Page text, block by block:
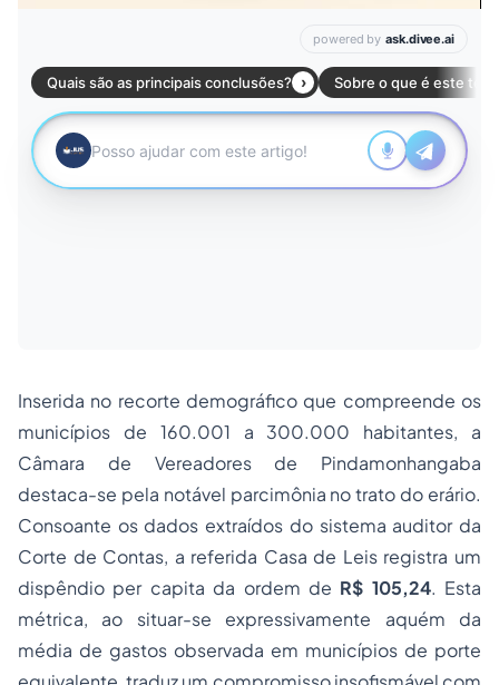
Inserida no recorte demográfico que compreende os
municípios de 160.001 a 300.000 habitantes, a
Câmara de Vereadores de Pindamonhangaba
destaca-se pela notável parcimônia no trato do erário.
Consoante os dados extraídos do sistema auditor da
Corte de Contas, a referida Casa de Leis registra um
dispêndio per capita da ordem de R$ 105,24. Esta
métrica, ao situar-se expressivamente aquém da
média de gastos observada em municípios de porte